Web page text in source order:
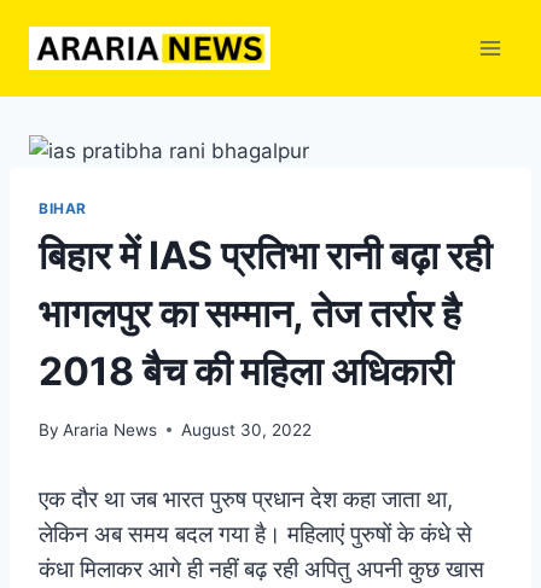
BIHAR
बिहार में IAS प्रतिभा रानी बढ़ा रही
भागलपुर का सम्मान, तेज तर्रार है
2018 बैच की महिला अधिकारी
By Araria News August 30, 2022
एक दौर था जब भारत पुरुष प्रधान देश कहा जाता था,
लेकिन अब समय बदल गया है। महिलाएं पुरुषों के कंधे से
कंधा मिलाकर आगे ही नहीं बढ़ रही अपितु अपनी कुछ खास